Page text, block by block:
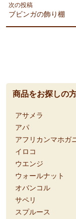
次の投稿
ブビンガの飾り棚
商品をお探しの
アサメラ
アパ
アフリカンマホガ
イロコ
ウエンジ
ウォールナット
オバンコル
サペリ
スプルース